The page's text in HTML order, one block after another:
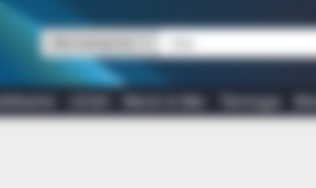
LEGO Merch & Mer Tärningar